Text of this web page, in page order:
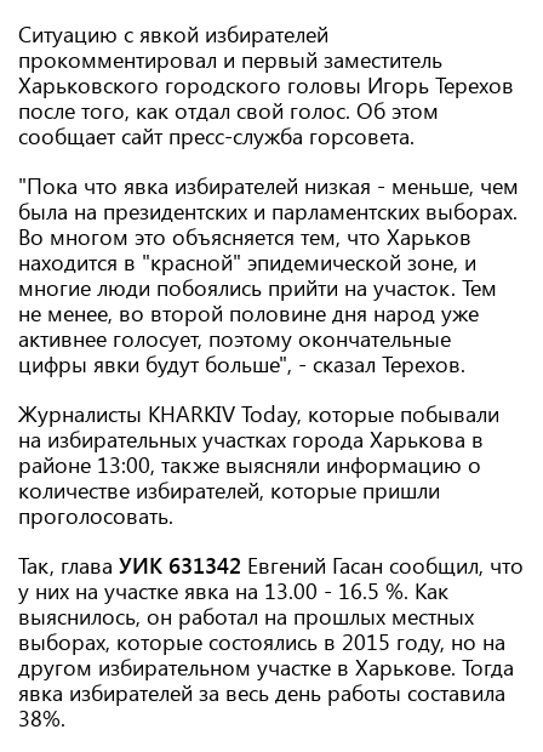
Ситуацию с явкой избирателей
прокомментировал и первый заместитель
Харьковского городского головы Игорь Терехов
после того, как отдал свой голос. Об этом
сообщает сайт пресс-служба горсовета.
"Пока что явка избирателей низкая - меньше, чем
была на президентских и парламентских выборах.
Во многом это объясняется тем, что Харьков
находится в "красной" эпидемической зоне, и
многие люди побоялись прийти на участок. Тем
не менее, во второй половине дня народ уже
активнее голосует, поэтому окончательные
цифры явки будут больше", - сказал Терехов.
Журналисты KHARKIV Today, которые побывали
на избирательных участках города Харькова в
районе 13:00, также выясняли информацию о
количестве избирателей, которые пришли
проголосовать.
Так, глава УИК 631342 Евгений Гасан сообщил, что
у них на участке явка на 13.00 - 16.5 %. Как
выяснилось, он работал на прошлых местных
выборах, которые состоялись в 2015 году, но на
другом избирательном участке в Харькове. Тогда
явка избирателей за весь день работы составила
38%.